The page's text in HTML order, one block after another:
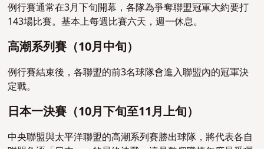
例行賽通常在3月下旬開幕，各隊為爭奪聯盟冠軍大約要打
143場比賽。基本上每週比賽六天，週一休息。
高潮系列賽（10月中旬）
例行賽結束後，各聯盟的前3名球隊會進入聯盟內的冠軍決
定戰。
日本一決賽（10月下旬至11月上旬）
中央聯盟與太平洋聯盟的高潮系列賽勝出球隊，將代表各自